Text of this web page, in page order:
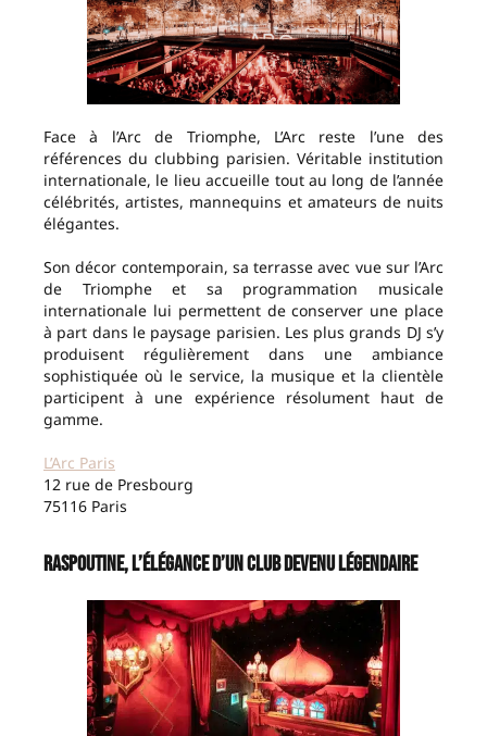
Face à l’Arc de Triomphe, L’Arc reste l’une des
références du clubbing parisien. Véritable institution
internationale, le lieu accueille tout au long de l’année
célébrités, artistes, mannequins et amateurs de nuits
élégantes.
Son décor contemporain, sa terrasse avec vue sur l’Arc
de Triomphe et sa programmation musicale
internationale lui permettent de conserver une place
à part dans le paysage parisien. Les plus grands DJ s’y
produisent régulièrement dans une ambiance
sophistiquée où le service, la musique et la clientèle
participent à une expérience résolument haut de
gamme.
L’Arc Paris
12 rue de Presbourg
75116 Paris
Raspoutine, l’élégance d’un club devenu légendaire